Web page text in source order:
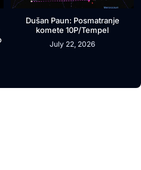
Dušan Paun: Posmatranje
komete 10P/Tempel
July 22, 2026